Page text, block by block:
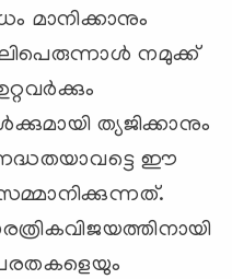
മാനിക്കാനും
നമുക്ക്
ത്യജിക്കാനും
ഈ